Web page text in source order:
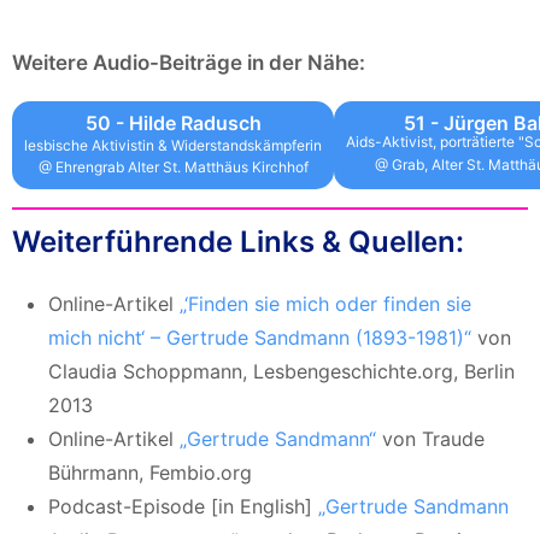
Weitere Audio-Beiträge in der Nähe:
50 - Hilde Radusch
lesbische Aktivistin & Widerstandskämpferin
@ Ehrengrab Alter St. Matthäus Kirchhof
51 - Jürgen
Aids-Aktivist, porträtierte
@ Grab, Alter St.
Weiterführende Links & Quellen:
Online-Artikel „‘Finden sie mich oder finden sie
mich nicht‘ – Gertrude Sandmann (1893-1981)“ von
Claudia Schoppmann, Lesbengeschichte.org, Berlin
2013
Online-Artikel „Gertrude Sandmann“ von Traude
Bührmann, Fembio.org
Podcast-Episode [in English] „Gertrude Sandmann